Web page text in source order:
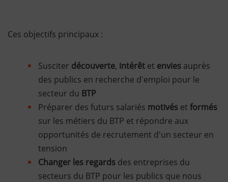
Ces objectifs principaux :
Susciter découverte, intérêt et envies auprès
des publics en recherche d'emploi pour le
secteur du BTP
Préparer des futurs salariés motivés et formés
sur les métiers du BTP et répondre aux
opportunités de recrutement d'un secteur en
tension
Changer les regards des entreprises du
secteurs du BTP pour les publics que nous